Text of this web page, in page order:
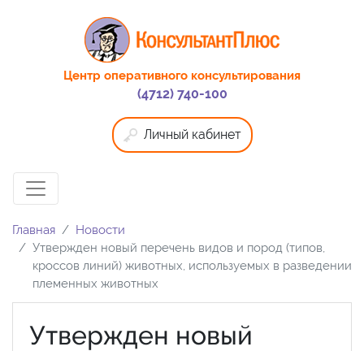
Центр оперативного консультирования
(4712) 740-100
Личный кабинет
Главная
Новости
Утвержден новый перечень видов и пород (типов,
кроссов линий) животных, используемых в разведении
племенных животных
Утвержден новый